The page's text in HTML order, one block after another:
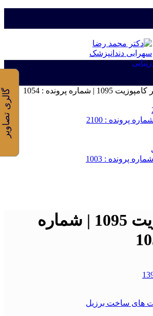
1095 | شماره پرونده : 1054
پرونده : 1003
ونیر کامپوزیت 1095 | شماره
های ساخت برزیل
گالری تصاویر